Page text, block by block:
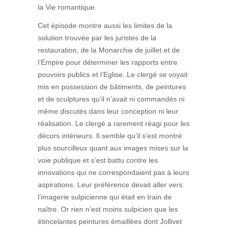
la Vie romantique.
Cet épisode montre aussi les limites de la
solution trouvée par les juristes de la
restauration, de la Monarchie de juillet et de
l’Empire pour déterminer les rapports entre
pouvoirs publics et l’Eglise. Le clergé se voyait
mis en possession de bâtiments, de peintures
et de sculptures qu’il n’avait ni commandés ni
même discutés dans leur conception ni leur
réalisation. Le clergé a rarement réagi pour les
décors intérieurs. Il semble qu’il s’est montré
plus sourcilleux quant aux images mises sur la
voie publique et s’est battu contre les
innovations qui ne correspondaient pas à leurs
aspirations. Leur préférence devait aller vers
l’imagerie sulpicienne qui était en train de
naître. Or rien n’est moins sulpicien que les
étincelantes peintures émaillées dont Jollivet